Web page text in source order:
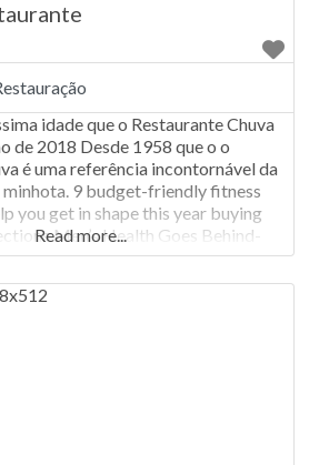
idade que o Restaurante Chuva
de 2018 Desde 1958 que o o
é uma referência incontornável da
9 budget-friendly fitness
you get in shape this year buying
Men’s Health Goes Behind-
Fitness+ Studio – MacStories A
confecionados
Read more...